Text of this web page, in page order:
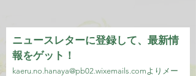
ニュースレターに登録して、最新情
報をゲット！
kaeru.no.hanaya@pb02.wixemails.com より メー